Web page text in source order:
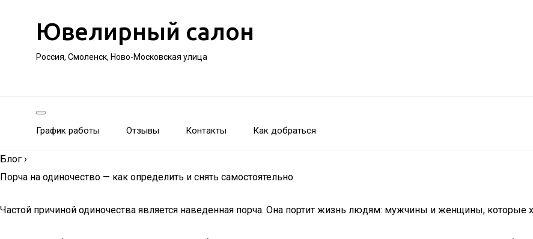
Ювелирный салон
Россия, Смоленск, Ново-Московская улица
График работы Отзывы Контакты Как добраться
Блог ›
Порча на одиночество — как определить и снять самостоятельно
Частой причиной одиночества является наведенная порча. Она портит жизнь людям: мужчины и женщины, которые